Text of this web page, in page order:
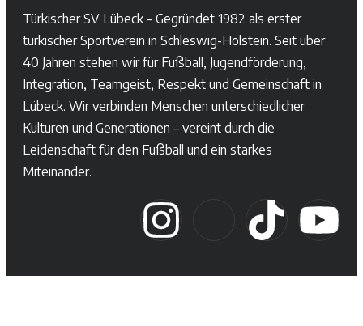
Türkischer SV Lübeck – Gegründet 1982 als erster
türkischer Sportverein in Schleswig-Holstein. Seit über
40 Jahren stehen wir für Fußball, Jugendförderung,
Integration, Teamgeist, Respekt und Gemeinschaft in
Lübeck. Wir verbinden Menschen unterschiedlicher
Kulturen und Generationen – vereint durch die
Leidenschaft für den Fußball und ein starkes
Miteinander.